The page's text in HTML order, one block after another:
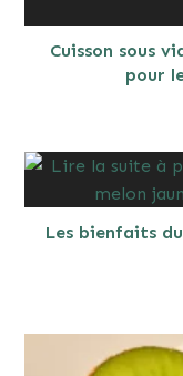
Cuisson sous
pour
Les bienfaits